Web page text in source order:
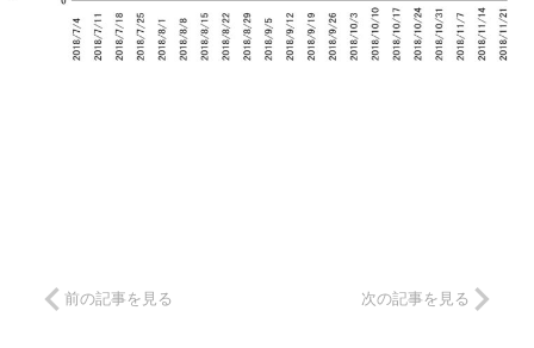
前の記事を見る 次の記事を見る